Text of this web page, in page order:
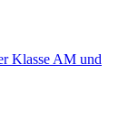
Klasse AM und